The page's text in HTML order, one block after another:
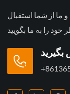
ما از شما استقبال